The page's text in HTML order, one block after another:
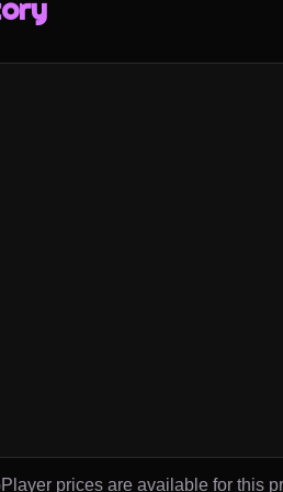
prices are available for this